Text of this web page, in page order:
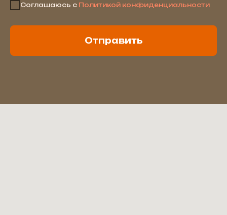
Соглашаюсь с Политикой конфиденциальности
Отправить